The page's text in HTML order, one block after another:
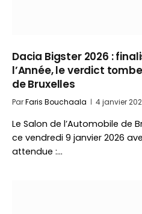
Dacia Bigster 2026 :
l’Année, le verdict
de Bruxelles
ParFaris Bouchaala 4 janvier
Le Salon de l’Automobile de
ce vendredi 9 janvier 2026
attendue :…